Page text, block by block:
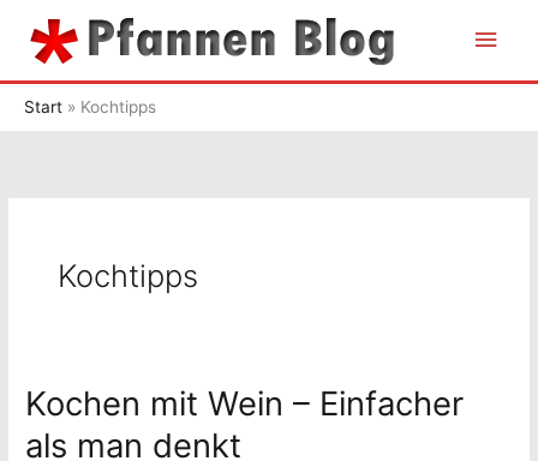
Inhalt
Start Kochtipps
Kochtipps
Kochen mit Wein – Einfacher
als man denkt